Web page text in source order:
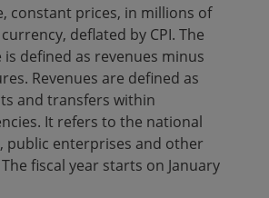
constant prices, in millions of
deflated by CPI. The
is defined as revenues minus
Revenues are defined as
and transfers within
It refers to the national
public enterprises and other
fiscal year starts on January